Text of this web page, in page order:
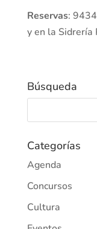
Reservas:
y en la Sidrería
Búsqueda
Categorías
Agenda
Concursos
Cultura